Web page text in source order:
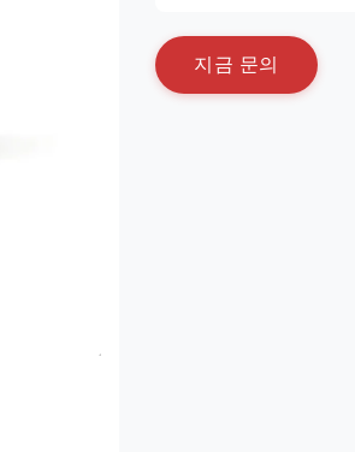
지 금 문의